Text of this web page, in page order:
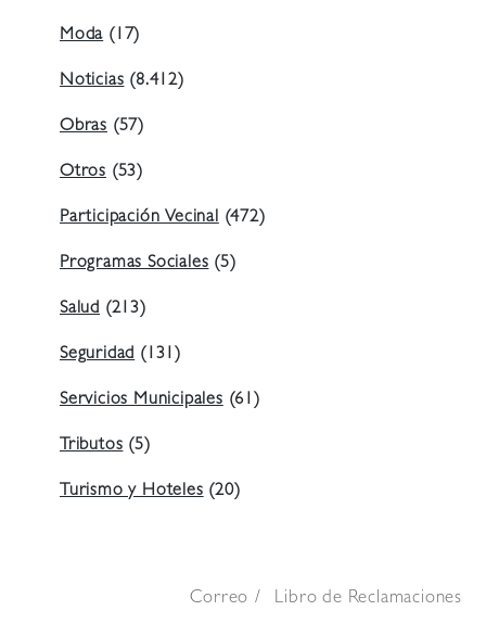
Moda (17)
Noticias (8.412)
Obras (57)
Otros (53)
Participación Vecinal (472)
Programas Sociales (5)
Salud (213)
Seguridad (131)
Servicios Municipales (61)
Tributos (5)
Turismo y Hoteles (20)
Correo Libro de Reclamaciones